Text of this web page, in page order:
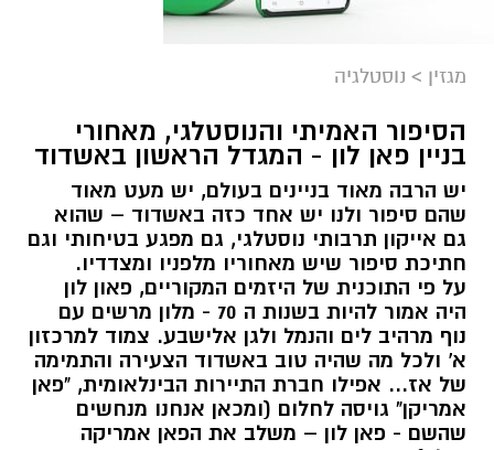
מגזין > נוסטלגיה
הסיפור האמיתי והנוסטלגי, מאחורי
בניין פאן לון - המגדל הראשון באשדוד
יש הרבה מאוד בניינים בעולם, יש מעט מאוד
שהם סיפור ולנו יש אחד כזה באשדוד – שהוא
גם אייקון תרבותי נוסטלגי, גם מפגע בטיחותי וגם
חתיכת סיפור שיש מאחוריו מלפניו ומצדדיו.
על פי התוכנית של היזמים המקוריים, פאון לון
היה אמור להיות בשנות ה 70 - מלון מרשים עם
נוף מרהיב לים והנמל ולגן אלישבע. צמוד למרכזון
א' ולכל מה שהיה טוב באשדוד הצעירה והתמימה
של אז... אפילו חברת התיירות הבינלאומית, "פאן
אמריקן" גויסה לחלום (ומכאן אנחנו מנחשים
שהשם - פאן לון – משלב את הפאן אמריקה